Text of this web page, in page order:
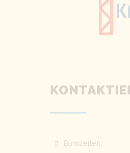
Bürozeiten: